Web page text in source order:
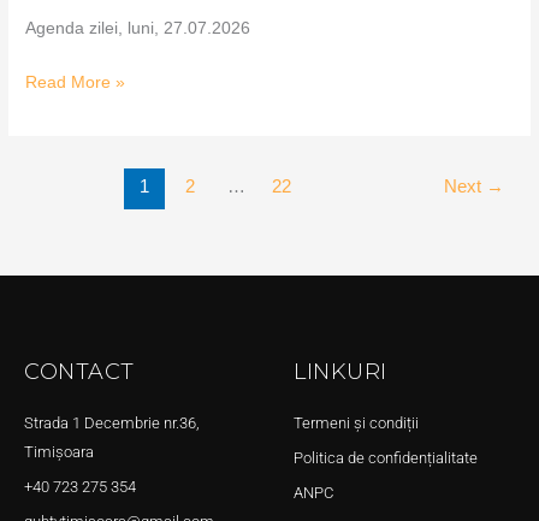
Agenda zilei, luni, 27.07.2026
Read More »
1 2 … 22 Next →
CONTACT
Strada 1 Decembrie nr.36,
Timișoara
+40 723 275 354
LINKURI
Termeni și condiții
Politica de confidențialitate
ANPC